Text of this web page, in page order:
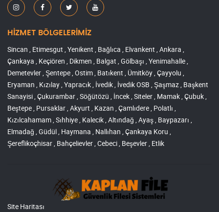
HİZMET BÖLGELERİMİZ
Sincan , Etimesgut , Yenikent , Bağlıca , Elvankent , Ankara ,
Çankaya , Keçiören , Dikmen , Balgat , Gölbaşı , Yenimahalle ,
Demetevler , Şentepe , Ostim , Batıkent , Ümitköy , Çayyolu ,
Eryaman , Kızılay , Yapracık , İvedik , İvedik OSB , Şaşmaz , Başkent
Sanayisi , Çukurambar , Söğütözü , İncek , Siteler , Mamak , Çubuk ,
Beştepe , Pursaklar , Akyurt , Kazan , Çamlıdere , Polatlı ,
Kızılcahamam , Sıhhiye , Kalecik , Altındağ , Ayaş , Baypazarı ,
Elmadağ , Güdül , Haymana , Nallıhan , Çankaya Koru ,
Şereflikoçhisar , Bahçelievler , Cebeci , Beşevler , Etlik
Site Haritası